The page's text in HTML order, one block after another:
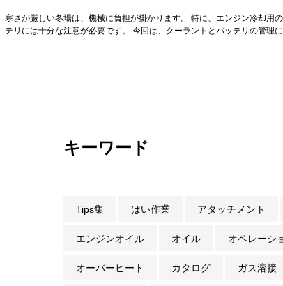
寒さが厳しい冬場は、機械に負担が掛かります。 特に、エンジン冷却用
テリには十分な注意が必要です。 今回は、クーラントとバッテリの管理に
キーワード
Tips集 はい作業 アタッチメント
エンジンオイル オイル オペレーシ
オーバーヒート カタログ ガス溶接